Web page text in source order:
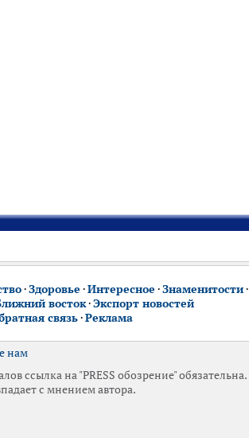
·Здоровье ·Интересное ·Знаменитости·
восток·Экспорт новостей
связь·Реклама
нам
ссылка на "PRESS обозрение" обязательна.
с мнением автора.